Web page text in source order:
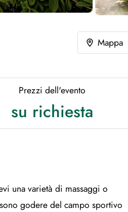
Mappa
Prezzi dell'evento
su richiesta
una varietà di massaggi o
godere del campo sportivo